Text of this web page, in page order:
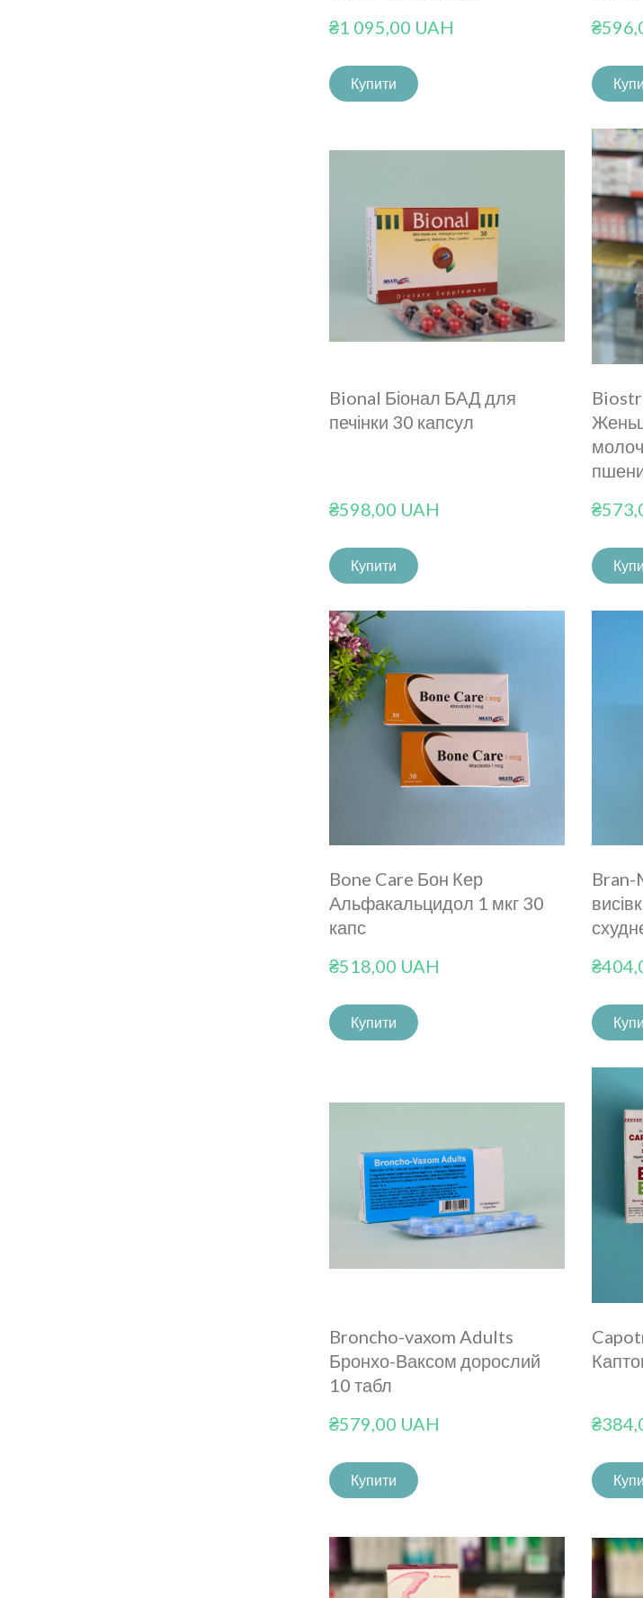
₴1 095,00 UAH
Купити
Bional Біонал БАД для
печінки 30 капсул
₴598,00 UAH
Купити
Bone Care Бон Кер
Альфакальцидол 1 мкг 30
капс
₴518,00 UAH
Купити
Bran-
Broncho-vaxom Adults
Бронхо-Ваксом дорослий
10 табл
₴579,00 UAH
Купити